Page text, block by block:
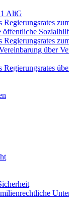
AliG
Regierungsrates
öffentliche
Regierungsrates
über
Regierungsrates